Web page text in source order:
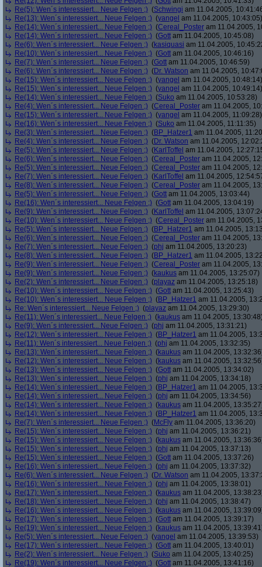
Re(5): Wen´s interessiert... Neue Felgen ;) (Schwingi am 11.04.2005,
Re(13): Wen´s interessiert... Neue Felgen ;) (yangel am 11.04.2005, 10:43:05)
Re(14): Wen´s interessiert... Neue Felgen ;) (Cereal_Poster am 11.04.2005,
Re(14): Wen´s interessiert... Neue Felgen ;) (Gott am 11.04.2005, 10:45:08)
Re(6): Wen´s interessiert... Neue Felgen ;) (kasiquasi am 11.04.2005,
Re(10): Wen´s interessiert... Neue Felgen ;) (Gott am 11.04.2005, 10:46:16)
Re(7): Wen´s interessiert... Neue Felgen ;) (Gott am 11.04.2005, 10:46:59)
Re(6): Wen´s interessiert... Neue Felgen ;) (Dr. Watson am 11.04.2005,
Re(15): Wen´s interessiert... Neue Felgen ;) (yangel am 11.04.2005, 10:48:14)
Re(15): Wen´s interessiert... Neue Felgen ;) (yangel am 11.04.2005, 10:49:14)
Re(14): Wen´s interessiert... Neue Felgen ;) (Suko am 11.04.2005, 10:53:28)
Re(4): Wen´s interessiert... Neue Felgen ;) (Cereal_Poster am 11.04.2005,
Re(15): Wen´s interessiert... Neue Felgen ;) (yangel am 11.04.2005, 11:09:28)
Re(16): Wen´s interessiert... Neue Felgen ;) (Suko am 11.04.2005, 11:11:35)
Re(3): Wen´s interessiert... Neue Felgen ;) (BP_Hatzer1 am 11.04.2005,
Re(4): Wen´s interessiert... Neue Felgen ;) (Dr. Watson am 11.04.2005,
Re(5): Wen´s interessiert... Neue Felgen ;) (KarlToffel am 11.04.2005,
Re(6): Wen´s interessiert... Neue Felgen ;) (Cereal_Poster am 11.04.2005,
Re(5): Wen´s interessiert... Neue Felgen ;) (Cereal_Poster am 11.04.2005,
Re(7): Wen´s interessiert... Neue Felgen ;) (KarlToffel am 11.04.2005,
Re(8): Wen´s interessiert... Neue Felgen ;) (Cereal_Poster am 11.04.2005,
Re(5): Wen´s interessiert... Neue Felgen ;) (Gott am 11.04.2005, 13:03:44)
Re(16): Wen´s interessiert... Neue Felgen ;) (Gott am 11.04.2005, 13:04:19)
Re(9): Wen´s interessiert... Neue Felgen ;) (KarlToffel am 11.04.2005,
Re(10): Wen´s interessiert... Neue Felgen ;) (Cereal_Poster am 11.04.2005,
Re(5): Wen´s interessiert... Neue Felgen ;) (BP_Hatzer1 am 11.04.2005,
Re(6): Wen´s interessiert... Neue Felgen ;) (Cereal_Poster am 11.04.2005,
Re(7): Wen´s interessiert... Neue Felgen ;) (phj am 11.04.2005, 13:20:23)
Re(8): Wen´s interessiert... Neue Felgen ;) (BP_Hatzer1 am 11.04.2005,
Re(9): Wen´s interessiert... Neue Felgen ;) (Cereal_Poster am 11.04.2005,
Re(9): Wen´s interessiert... Neue Felgen ;) (kaukus am 11.04.2005, 13:25:07)
Re(2): Wen´s interessiert... Neue Felgen ;) (playaz am 11.04.2005, 13:25:18)
Re(10): Wen´s interessiert... Neue Felgen ;) (Gott am 11.04.2005, 13:25:43)
Re(10): Wen´s interessiert... Neue Felgen ;) (BP_Hatzer1 am 11.04.2005,
Re: Wen´s interessiert... Neue Felgen ;) (playaz am 11.04.2005, 13:29:30)
Re(11): Wen´s interessiert... Neue Felgen ;) (kaukus am 11.04.2005,
Re(9): Wen´s interessiert... Neue Felgen ;) (phj am 11.04.2005, 13:31:21)
Re(12): Wen´s interessiert... Neue Felgen ;) (BP_Hatzer1 am 11.04.2005,
Re(11): Wen´s interessiert... Neue Felgen ;) (phj am 11.04.2005, 13:32:35)
Re(13): Wen´s interessiert... Neue Felgen ;) (kaukus am 11.04.2005,
Re(12): Wen´s interessiert... Neue Felgen ;) (kaukus am 11.04.2005,
Re(13): Wen´s interessiert... Neue Felgen ;) (Gott am 11.04.2005, 13:34:02)
Re(13): Wen´s interessiert... Neue Felgen ;) (phj am 11.04.2005, 13:34:18)
Re(14): Wen´s interessiert... Neue Felgen ;) (BP_Hatzer1 am 11.04.2005,
Re(14): Wen´s interessiert... Neue Felgen ;) (phj am 11.04.2005, 13:34:56)
Re(14): Wen´s interessiert... Neue Felgen ;) (kaukus am 11.04.2005,
Re(14): Wen´s interessiert... Neue Felgen ;) (BP_Hatzer1 am 11.04.2005,
Re(7): Wen´s interessiert... Neue Felgen ;) (McFly am 11.04.2005, 13:36:20)
Re(15): Wen´s interessiert... Neue Felgen ;) (phj am 11.04.2005, 13:36:21)
Re(15): Wen´s interessiert... Neue Felgen ;) (kaukus am 11.04.2005,
Re(15): Wen´s interessiert... Neue Felgen ;) (phj am 11.04.2005, 13:37:13)
Re(15): Wen´s interessiert... Neue Felgen ;) (Gott am 11.04.2005, 13:37:26)
Re(16): Wen´s interessiert... Neue Felgen ;) (phj am 11.04.2005, 13:37:32)
Re(6): Wen´s interessiert... Neue Felgen ;) (Dr. Watson am 11.04.2005,
Re(16): Wen´s interessiert... Neue Felgen ;) (phj am 11.04.2005, 13:38:01)
Re(17): Wen´s interessiert... Neue Felgen ;) (kaukus am 11.04.2005,
Re(18): Wen´s interessiert... Neue Felgen ;) (phj am 11.04.2005, 13:38:47)
Re(16): Wen´s interessiert... Neue Felgen ;) (kaukus am 11.04.2005,
Re(17): Wen´s interessiert... Neue Felgen ;) (Gott am 11.04.2005, 13:39:17)
Re(19): Wen´s interessiert... Neue Felgen ;) (kaukus am 11.04.2005,
Re(5): Wen´s interessiert... Neue Felgen ;) (yangel am 11.04.2005, 13:39:53)
Re(17): Wen´s interessiert... Neue Felgen ;) (Gott am 11.04.2005, 13:40:01)
Re(2): Wen´s interessiert... Neue Felgen ;) (Suko am 11.04.2005, 13:40:25)
Re(19): Wen´s interessiert... Neue Felgen ;) (Gott am 11.04.2005, 13:41:16)